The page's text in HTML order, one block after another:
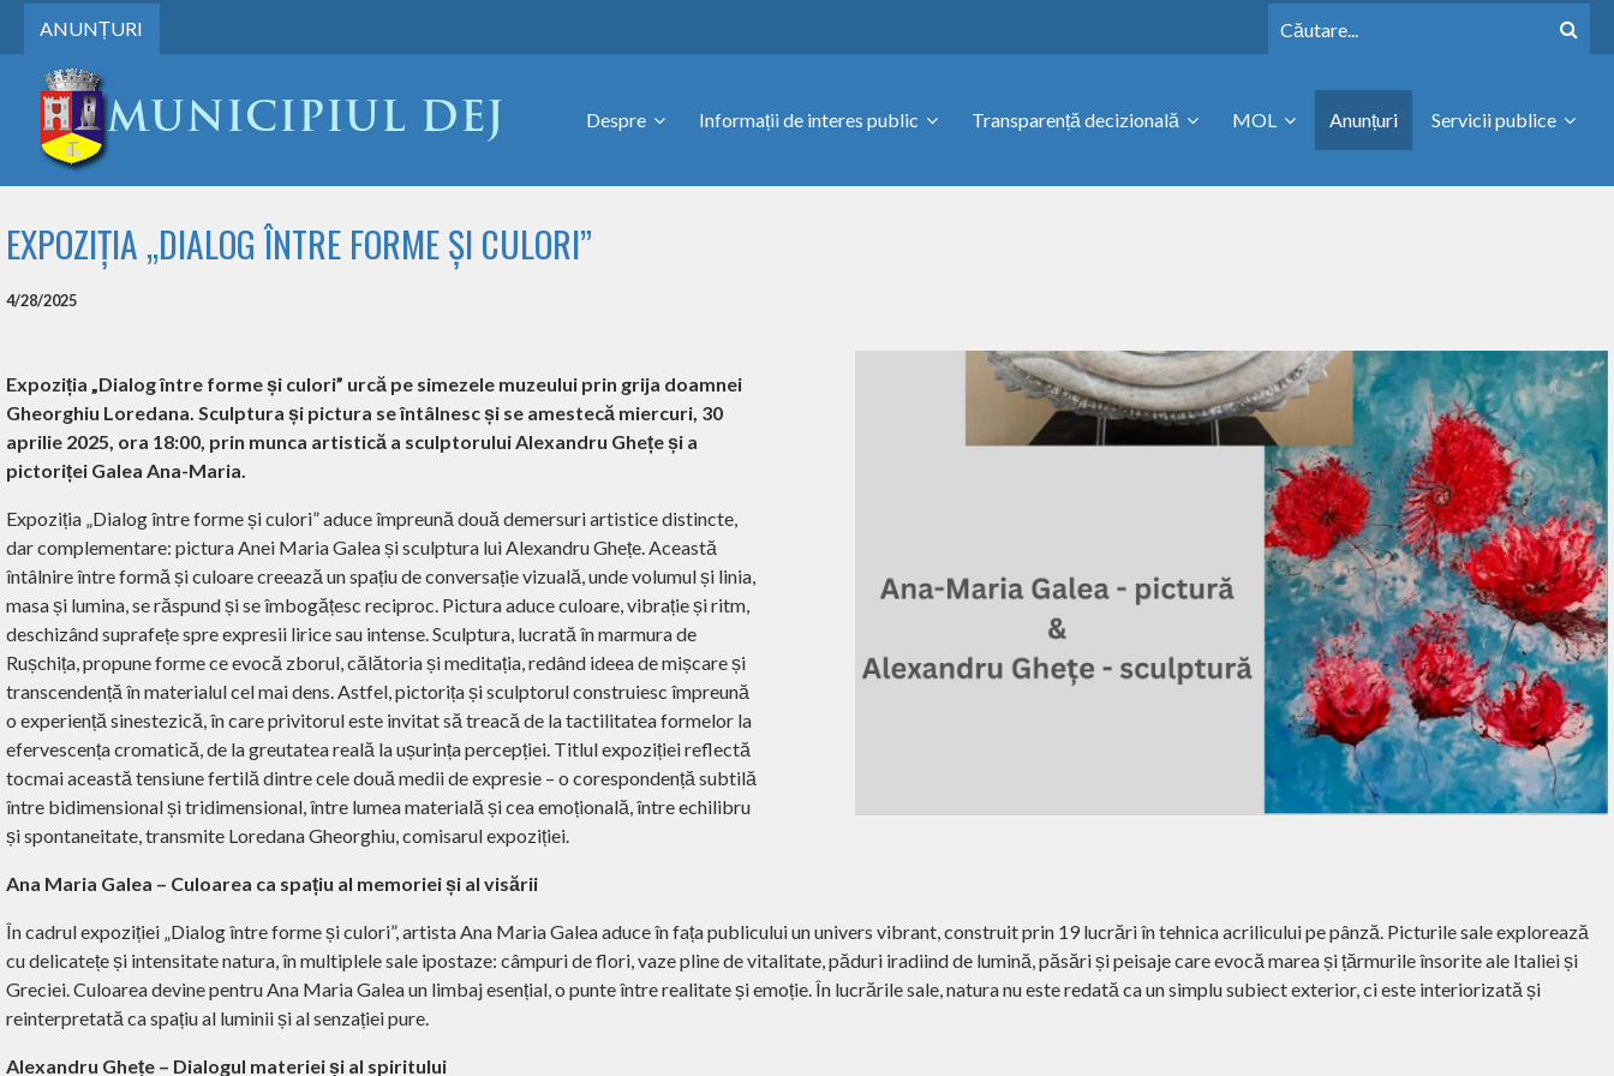
ANUNȚURI
Despre Informații de interes public Transparență decizională MOL Anunțuri Servicii publice
EXPOZIȚIA „DIALOG ÎNTRE FORME ȘI CULORI”
4/28/2025
Expoziția „Dialog între forme și culori” urcă pe simezele muzeului prin grija doamnei
Gheorghiu Loredana. Sculptura și pictura se întâlnesc și se amestecă miercuri, 30
aprilie 2025, ora 18:00, prin munca artistică a sculptorului Alexandru Ghețe și a
pictoriței Galea Ana-Maria.
Expoziția „Dialog între forme și culori” aduce împreună două demersuri artistice distincte,
dar complementare: pictura Anei Maria Galea și sculptura lui Alexandru Ghețe. Această
întâlnire între formă și culoare creează un spațiu de conversație vizuală, unde volumul și linia,
masa și lumina, se răspund și se îmbogățesc reciproc. Pictura aduce culoare, vibrație și ritm,
deschizând suprafețe spre expresii lirice sau intense. Sculptura, lucrată în marmura de
Rușchița, propune forme ce evocă zborul, călătoria și meditația, redând ideea de mișcare și
transcendență în materialul cel mai dens. Astfel, pictorița și sculptorul construiesc împreună
o experiență sinestezică, în care privitorul este invitat să treacă de la tactilitatea formelor la
efervescența cromatică, de la greutatea reală la ușurința percepției. Titlul expoziției reflectă
tocmai această tensiune fertilă dintre cele două medii de expresie – o corespondență subtilă
între bidimensional și tridimensional, între lumea materială și cea emoțională, între echilibru
și spontaneitate, transmite Loredana Gheorghiu, comisarul expoziției.
Ana Maria Galea – Culoarea ca spațiu al memoriei și al visării
În cadrul expoziției „Dialog între forme și culori”, artista Ana Maria Galea aduce în fața publicului un univers vibrant, construit prin 19 lucrări în tehnica acrilicului pe pânză. Picturile sale explorează
cu delicatețe și intensitate natura, în multiplele sale ipostaze: câmpuri de flori, vaze pline de vitalitate, păduri iradiind de lumină, păsări și peisaje care evocă marea și țărmurile însorite ale Italiei și
Greciei. Culoarea devine pentru Ana Maria Galea un limbaj esențial, o punte între realitate și emoție. În lucrările sale, natura nu este redată ca un simplu subiect exterior, ci este interiorizată și
reinterpretată ca spațiu al luminii și al senzației pure.
Alexandru Ghețe – Dialogul materiei și al spiritului